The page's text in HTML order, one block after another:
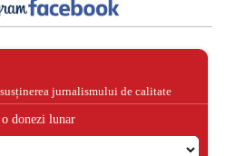
jurnalismului de calitate
o donezi lunar